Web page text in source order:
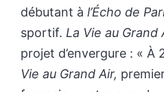
débutant à l’Écho de
sportif. La Vie au Grand
projet d’envergure : « À
Vie au Grand Air,